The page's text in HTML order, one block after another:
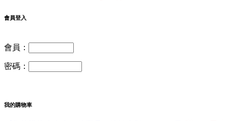
會員登入
會員：
密碼：
我的購物車